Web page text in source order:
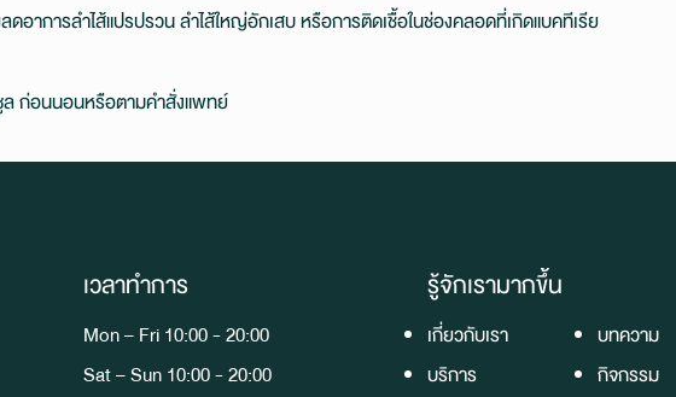
ลดอาการลำไส้แปรปรวน ลำไส้ใหญ่อักเสบ หรือการติดเชื้อในช่องคลอดที่เกิดแบคทีเรีย
ล ก่อนนอนหรือตามคำสั่งแพทย์
เวลาทำการ
Mon – Fri 10:00 - 20:00
Sat – Sun 10:00 - 20:00
รู้จักเรามากขึ้น
เกี่ยวกับเรา
บริการ
บทความ
กิจกรรม